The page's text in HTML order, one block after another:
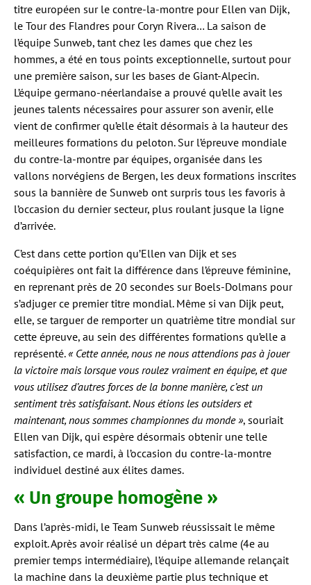
titre européen sur le contre-la-montre pour Ellen van Dijk,
le Tour des Flandres pour Coryn Rivera… La saison de
l’équipe Sunweb, tant chez les dames que chez les
hommes, a été en tous points exceptionnelle, surtout pour
une première saison, sur les bases de Giant-Alpecin.
L’équipe germano-néerlandaise a prouvé qu’elle avait les
jeunes talents nécessaires pour assurer son avenir, elle
vient de confirmer qu’elle était désormais à la hauteur des
meilleures formations du peloton. Sur l’épreuve mondiale
du contre-la-montre par équipes, organisée dans les
vallons norvégiens de Bergen, les deux formations inscrites
sous la bannière de Sunweb ont surpris tous les favoris à
l’occasion du dernier secteur, plus roulant jusque la ligne
d’arrivée.
C’est dans cette portion qu’Ellen van Dijk et ses
coéquipières ont fait la différence dans l’épreuve féminine,
en reprenant près de 20 secondes sur Boels-Dolmans pour
s’adjuger ce premier titre mondial. Même si van Dijk peut,
elle, se targuer de remporter un quatrième titre mondial sur
cette épreuve, au sein des différentes formations qu’elle a
représenté.« Cette année, nous ne nous attendions pas à jouer
la victoire mais lorsque vous roulez vraiment en équipe, et que
vous utilisez d’autres forces de la bonne manière, c’est un
sentiment très satisfaisant. Nous étions les outsiders et
maintenant, nous sommes championnes du monde », souriait
Ellen van Dijk, qui espère désormais obtenir une telle
satisfaction, ce mardi, à l’occasion du contre-la-montre
individuel destiné aux élites dames.
« Un groupe homogène »
Dans l’après-midi, le Team Sunweb réussissait le même
exploit. Après avoir réalisé un départ très calme (4e au
premier temps intermédiaire), l’équipe allemande relançait
la machine dans la deuxième partie plus technique et